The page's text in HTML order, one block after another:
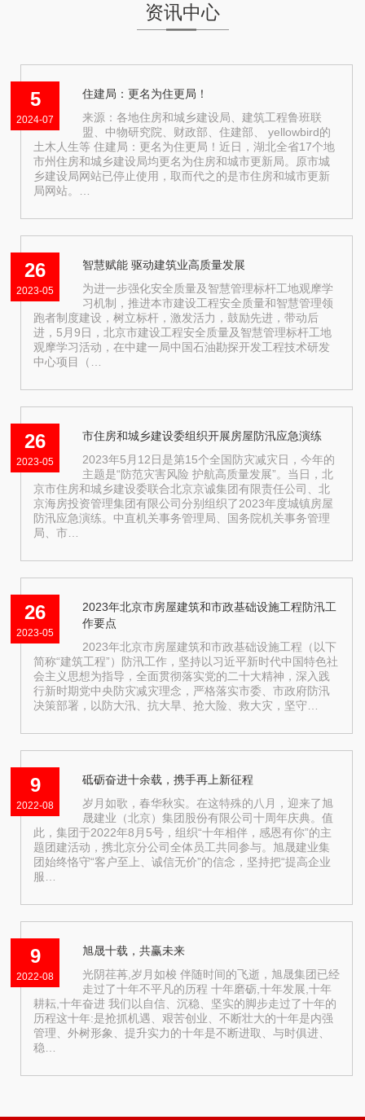
资讯中心
5
2024-07
住建局：更名为住更局！
来源：各地住房和城乡建设局、建筑工程鲁班联
盟、中物研究院、财政部、住建部、 yellowbird的
土木人生等 住建局：更名为住更局！近日，湖北全省17个地
市州住房和城乡建设局均更名为住房和城市更新局。原市城
乡建设局网站已停止使用，取而代之的是市住房和城市更新
局网站。…
26
2023-05
智慧赋能 驱动建筑业高质量发展
为进一步强化安全质量及智慧管理标杆工地观摩学
习机制，推进本市建设工程安全质量和智慧管理领
跑者制度建设，树立标杆，激发活力，鼓励先进，带动后
进，5月9日，北京市建设工程安全质量及智慧管理标杆工地
观摩学习活动，在中建一局中国石油勘探开发工程技术研发
中心项目（…
26
2023-05
市住房和城乡建设委组织开展房屋防汛应急演练
2023年5月12日是第15个全国防灾减灾日，今年的
主题是“防范灾害风险 护航高质量发展”。当日，北
京市住房和城乡建设委联合北京京诚集团有限责任公司、北
京海房投资管理集团有限公司分别组织了2023年度城镇房屋
防汛应急演练。中直机关事务管理局、国务院机关事务管理
局、市…
26
2023-05
2023年北京市房屋建筑和市政基础设施工程防汛工
作要点
2023年北京市房屋建筑和市政基础设施工程（以下
简称“建筑工程”）防汛工作，坚持以习近平新时代中国特色社
会主义思想为指导，全面贯彻落实党的二十大精神，深入践
行新时期党中央防灾减灾理念，严格落实市委、市政府防汛
决策部署，以防大汛、抗大旱、抢大险、救大灾，坚守…
9
2022-08
砥砺奋进十余载，携手再上新征程
岁月如歌，春华秋实。在这特殊的八月，迎来了旭
晟建业（北京）集团股份有限公司十周年庆典。值
此，集团于2022年8月5号，组织“十年相伴，感恩有你”的主
题团建活动，携北京分公司全体员工共同参与。旭晟建业集
团始终恪守“客户至上、诚信无价”的信念，坚持把“提高企业
服…
9
2022-08
旭晟十载，共赢未来
光阴荏苒,岁月如梭 伴随时间的飞逝，旭晟集团已经
走过了十年不平凡的历程 十年磨砺,十年发展,十年
耕耘,十年奋进 我们以自信、沉稳、坚实的脚步走过了十年的
历程这十年:是抢抓机遇、艰苦创业、不断壮大的十年是内强
管理、外树形象、提升实力的十年是不断进取、与时俱进、
稳…